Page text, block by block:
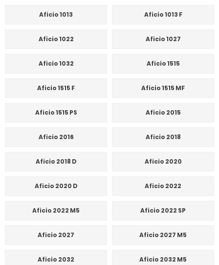
Aficio 1013 Aficio 1013 F
Aficio 1022 Aficio 1027
Aficio 1032 Aficio 1515
Aficio 1515 F Aficio 1515 MF
Aficio 1515 PS Aficio 2015
Aficio 2016 Aficio 2018
Aficio 2018 D Aficio 2020
Aficio 2020 D Aficio 2022
Aficio 2022 M5 Aficio 2022 SP
Aficio 2027 Aficio 2027 M5
Aficio 2032 Aficio 2032 M5